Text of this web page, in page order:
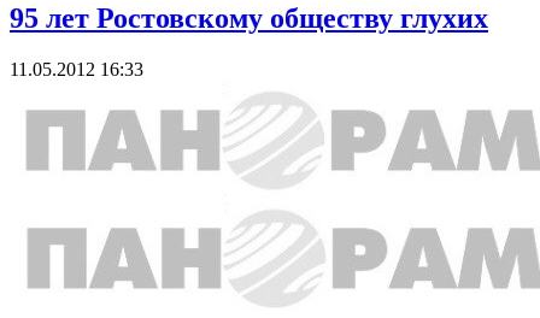
95 лет Ростовскому обществу глухих
11.05.2012 16:33